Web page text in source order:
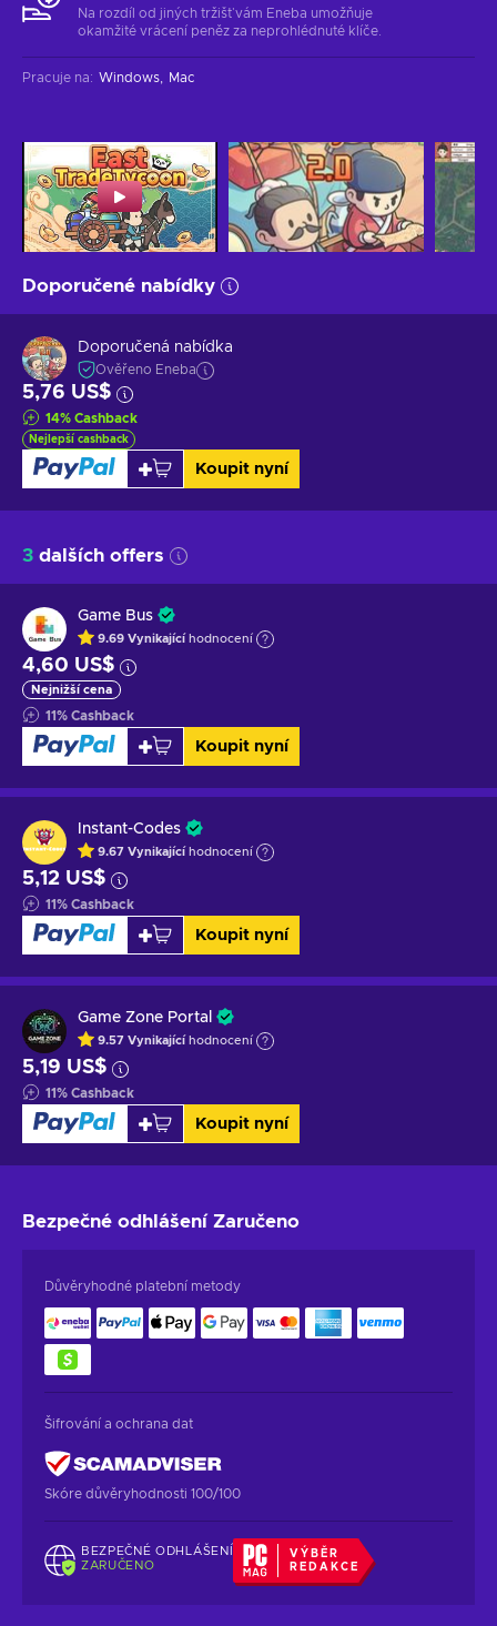
Na rozdíl od jiných tržišť vám Eneba umožňuje
okamžité vrácení peněz za neprohlédnuté klíče.
Pracuje na: Windows Mac
Doporučené nabídky
Doporučená nabídka
Ověřeno Eneba
5,76 US$
14% Cashback
Nejlepší cashback
Koupit nyní
3 dalších offers
Game Bus
9.69 Vynikající hodnocení
4,60 US$
Nejnižší cena
11% Cashback
Koupit nyní
Instant-Codes
9.67 Vynikající hodnocení
5,12 US$
11% Cashback
Koupit nyní
Game Zone Portal
9.57 Vynikající hodnocení
5,19 US$
11% Cashback
Koupit nyní
Bezpečné odhlášení Zaručeno
Důvěryhodné platební metody
Šifrování a ochrana dat
Skóre důvěryhodnosti 100/100
BEZPEČNÉ ODHLÁŠENÍ
ZARUČENO
VÝBĚR
REDAKCE